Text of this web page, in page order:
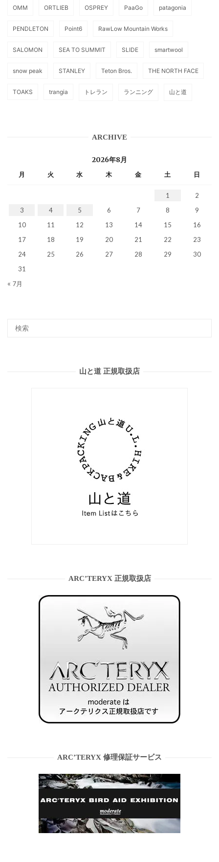
OMM ORTLIEB OSPREY PaaGo patagonia
PENDLETON Point6 RawLow Mountain Works
SALOMON SEA TO SUMMIT SLIDE smartwool
snow peak STANLEY Teton Bros. THE NORTH FACE
TOAKS trangia トレラン ランニング 山と道
ARCHIVE
2026年8月
月 火 水 木 金 土 日
1
2
3
4 5 6 7 8
9
10
11 12 13 14 15
16
17
18 19 20 21 22
23
24
25 26 27 28 29
30
31
« 7月
山と道 正規取扱店
ARC’TERYX 正規取扱店
ARC’TERYX 修理保証サービス